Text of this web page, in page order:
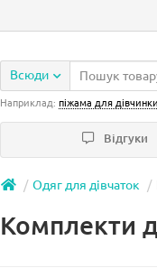
Всюди
Наприклад: піжама для дівчинки
Відгуки
Одяг для дівчаток
Комплекти